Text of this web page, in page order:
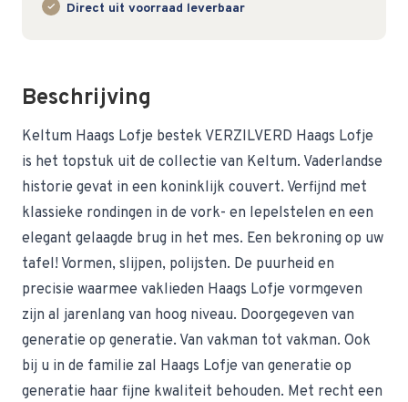
Direct uit voorraad leverbaar
Beschrijving
Keltum Haags Lofje bestek VERZILVERD Haags Lofje
is het topstuk uit de collectie van Keltum. Vaderlandse
historie gevat in een koninklijk couvert. Verfijnd met
klassieke rondingen in de vork- en lepelstelen en een
elegant gelaagde brug in het mes. Een bekroning op uw
tafel! Vormen, slijpen, polijsten. De puurheid en
precisie waarmee vaklieden Haags Lofje vormgeven
zijn al jarenlang van hoog niveau. Doorgegeven van
generatie op generatie. Van vakman tot vakman. Ook
bij u in de familie zal Haags Lofje van generatie op
generatie haar fijne kwaliteit behouden. Met recht een